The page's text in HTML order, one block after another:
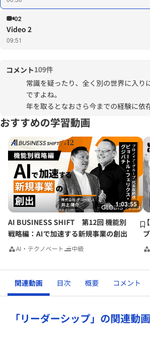
02
Video 2
09:51
コメント109件
常識を疑ったり、全く別の世界に入り
ですよね。
年を取るとなおさら今までの経験に依
でもそんな自分をいつも刷新しようと
と学びました。
おすすめの学習動画
1:03:55
AI BUSINESS SHIFT 第12回 機能別
戦略編：AIで加速する新規事業の創出
AI・テクノベート 中級
関連動画 目次 概要 コメント
「リーダーシップ」の関連動画